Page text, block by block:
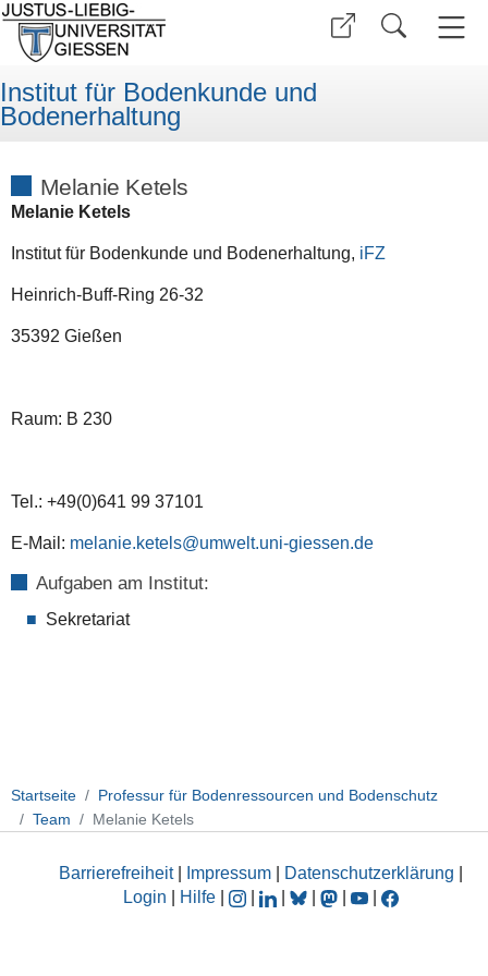
Institut für Bodenkunde und
Bodenerhaltung
Melanie Ketels
Melanie Ketels
Institut für Bodenkunde und Bodenerhaltung, iFZ
Heinrich-Buff-Ring 26-32
35392 Gießen
Raum: B 230
Tel.: +49(0)641 99 37101
E-Mail: melanie.ketels@umwelt.uni-giessen.de
Aufgaben am Institut:
Sekretariat
Startseite
Professur für Bodenressourcen und Bodenschutz
Team
Melanie Ketels
Barrierefreiheit| Impressum Datenschutzerklärung
Login
Hilfe